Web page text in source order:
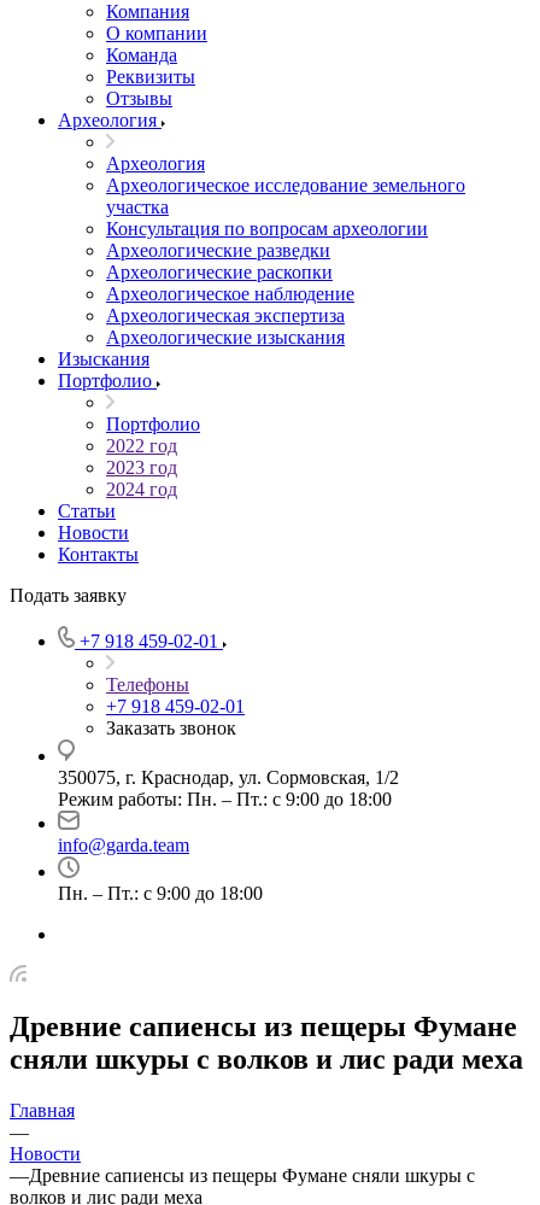
Компания
О компании
Команда
Реквизиты
Отзывы
Археология
Археология
Археологическое исследование земельного
участка
Консультация по вопросам археологии
Археологические разведки
Археологические раскопки
Археологическое наблюдение
Археологическая экспертиза
Археологические изыскания
Изыскания
Портфолио
Портфолио
2022 год
2023 год
2024 год
Статьи
Новости
Контакты
Подать заявку
+7 918 459-02-01
Телефоны
+7 918 459-02-01
Заказать звонок
350075, г. Краснодар, ул. Сормовская, 1/2
Режим работы: Пн. – Пт.: с 9:00 до 18:00
info@garda.team
Пн. – Пт.: с 9:00 до 18:00
Древние сапиенсы из пещеры Фумане
сняли шкуры с волков и лис ради меха
Главная
—
Новости
—Древние сапиенсы из пещеры Фумане сняли шкуры с
волков и лис ради меха